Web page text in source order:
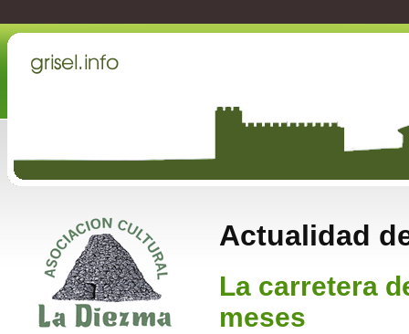
Actualidad
La carretera
meses